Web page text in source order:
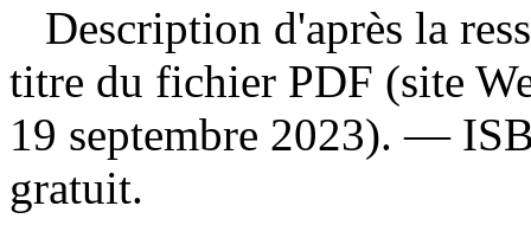
Description d'après la
titre du fichier PDF (site
19 septembre 2023). —
gratuit.